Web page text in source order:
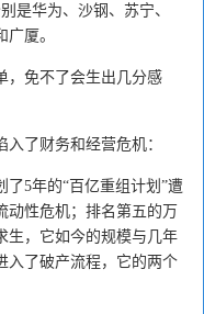
是华为、沙钢、苏宁、
厦。
免不了会生出几分感
了财务和经营危机：
5年的“百亿重组计划”遭
动性危机；排名第五的万
生，它如今的规模与几年
入了破产流程，它的两个